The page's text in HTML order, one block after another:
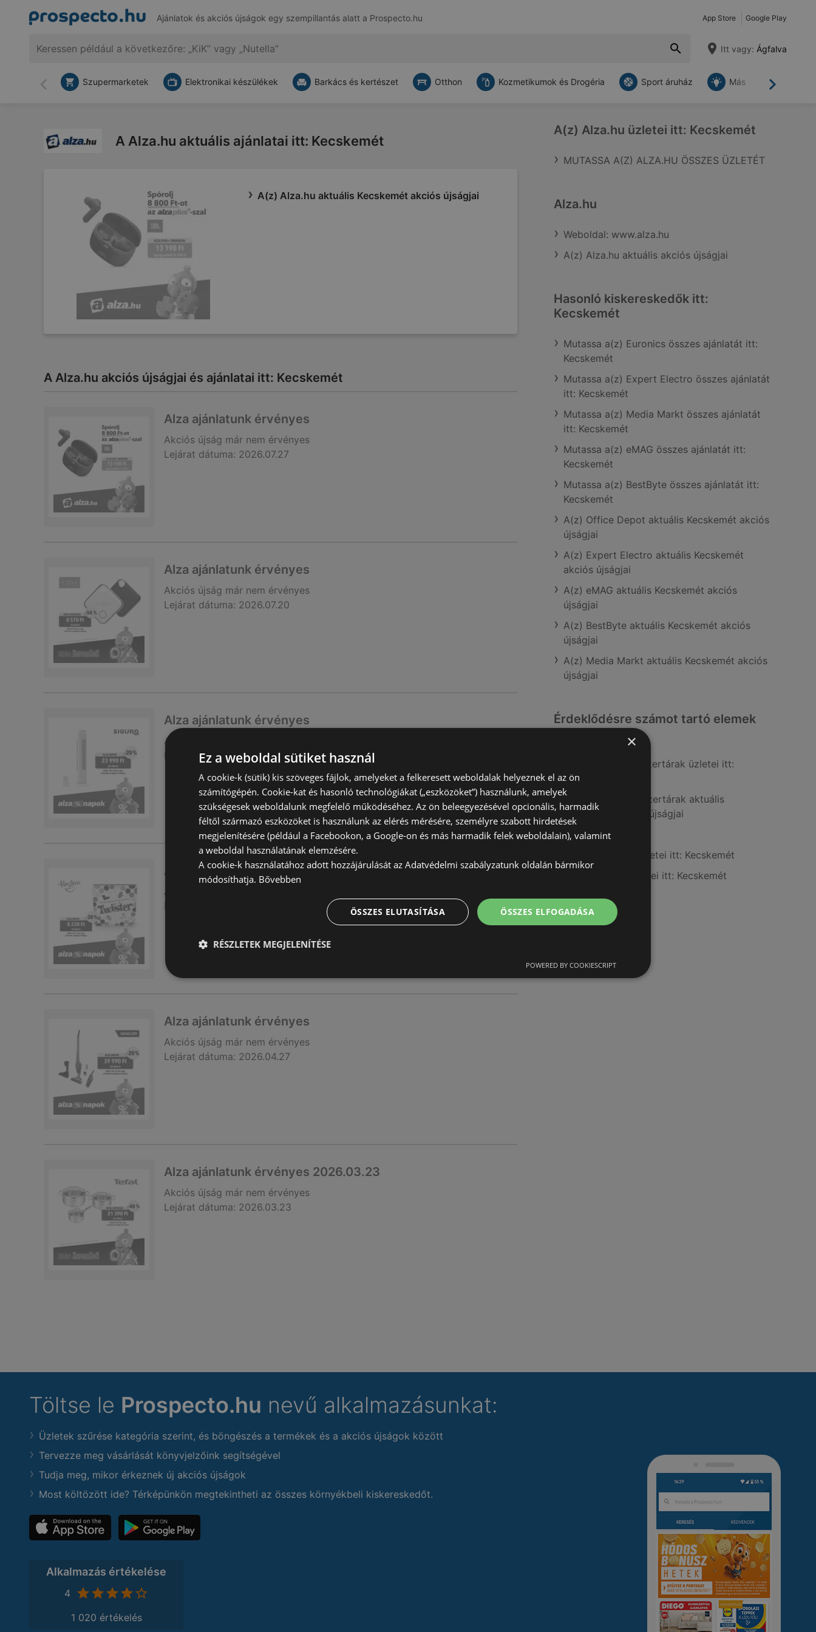
Ajánlatok és akciós újságok egy szempillantás alatt a Prospecto.hu App Store Google Play
Itt vagy: Ágfalva
Vissza Tovább
Szupermarketek Elektronikai készülékek Barkács és kertészet Otthon Kozmetikumok és Drogéria Sport áruház Más
A Alza.hu aktuális ajánlatai itt: Kecskemét
A(z) Alza.hu aktuális Kecskemét akciós újságjai
A Alza.hu akciós újságjai és ajánlatai itt: Kecskemét
Alza ajánlatunk érvényes
Akciós újság már nem érvényes
Lejárat dátuma: 2026.07.27
Alza ajánlatunk érvényes
Akciós újság már nem érvényes
Lejárat dátuma: 2026.07.20
Alza ajánlatunk érvényes
Akciós újság
Lejárat dátuma: 2026.06.22
Alza ajánlatunk érvényes
Akciós újság
Lejárat dátuma:
Alza ajánlatunk érvényes
Akciós újság már nem érvényes
Lejárat dátuma: 2026.04.27
Alza ajánlatunk érvényes 2026.03.23
Akciós újság már nem érvényes
Lejárat dátuma: 2026.03.23
A(z) Alza.hu üzletei itt: Kecskemét
MUTASSA A(Z) ALZA.HU ÖSSZES ÜZLETÉT
Alza.hu
Weboldal: www.alza.hu
A(z) Alza.hu aktuális akciós újságjai
Hasonló kiskereskedők itt:
Kecskemét
Mutassa a(z) Euronics összes ajánlatát itt:
Kecskemét
Mutassa a(z) Expert Electro összes ajánlatát
itt: Kecskemét
Mutassa a(z) Media Markt összes ajánlatát
itt: Kecskemét
Mutassa a(z) eMAG összes ajánlatát itt:
Kecskemét
Mutassa a(z) BestByte összes ajánlatát itt:
Kecskemét
A(z) Office Depot aktuális Kecskemét akciós
újságjai
A(z) Expert Electro aktuális Kecskemét
akciós újságjai
A(z) eMAG aktuális Kecskemét akciós
újságjai
A(z) BestByte aktuális Kecskemét akciós
újságjai
A(z) Media Markt aktuális Kecskemét akciós
újságjai
Érdeklődésre számot tartó elemek
A(z) Benu Gyógyszertárak üzletei itt:
Kecskemét
A(z) Alma Gyógyszertárak aktuális
Kecskemét akciós újságjai
Pepco itt: Marcali
A(z) PatikaPlus üzletei itt: Kecskemét
A(z) Herbária üzletei itt: Kecskemét
Töltse le Prospecto.hu nevű alkalmazásunkat:
Üzletek szűrése kategória szerint, és böngészés a termékek és a akciós újságok között
Tervezze meg vásárlását könyvjelzőink segítségével
Tudja meg, mikor érkeznek új akciós újságok
Most költözött ide? Térképünkön megtekintheti az összes környékbeli kiskereskedőt.
Alkalmazás értékelése
4
1 020 értékelés
×
Ez a weboldal sütiket használ
A cookie-k (sütik) kis szöveges fájlok, amelyeket a felkeresett weboldalak helyeznek el az ön
számítógépén. Cookie-kat és hasonló technológiákat („eszközöket”) használunk, amelyek
szükségesek weboldalunk megfelelő működéséhez. Az ön beleegyezésével opcionális, harmadik
féltől származó eszközöket is használunk az elérés mérésére, személyre szabott hirdetések
megjelenítésére (például a Facebookon, a Google-on és más harmadik felek weboldalain), valamint
a weboldal használatának elemzésére.
A cookie-k használatához adott hozzájárulását az Adatvédelmi szabályzatunk oldalán bármikor
módosíthatja. Bővebben
ÖSSZES ELFOGADÁSA
ÖSSZES ELUTASÍTÁSA
RÉSZLETEK MEGJELENÍTÉSE
POWERED BY COOKIESCRIPT